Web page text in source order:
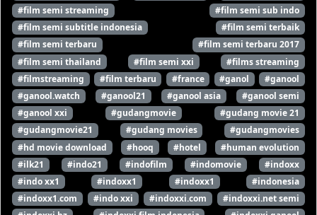
#film semi streaming
#film semi sub indo
#film semi subtitle indonesia
#film semi terbaik
#film semi terbaru
#film semi terbaru 2017
#film semi thailand
#film semi xxi
#films streaming
#filmstreaming
#film terbaru #france #ganol
#ganool
#ganool.watch
#ganool21 #ganool asia
#ganool semi
#ganool xxi
#gudangmovie
#gudang movie 21
#gudangmovie21
#gudang movies
#gudangmovies
#hd movie download
#hooq #hotel
#human evolution
#ilk21
#indo21 #indofilm #indomovie
#indoxx
#indo xx1
#indoxx1 #indoxx1
#indonesia
#indoxx1.com
#indo xxi #indoxxi.com
#indoxxi.net semi